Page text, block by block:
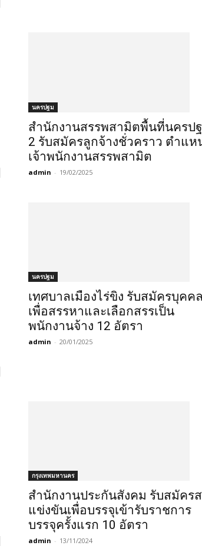
นครปฐม
สำนักงานสรรพสามิตพื้นที่นครป
2 รับสมัครลูกจ้างชั่วคราว ตำแห
เจ้าพนักงานสรรพสามิต
admin - 19/02/2025
นครปฐม
เทศบาลเมืองไร่ขิง รับสมัครบุคคล
เพื่อสรรหาและเลือกสรรเป็น
พนักงานจ้าง 12 อัตรา
admin - 20/01/2025
กรุงเทพมหานคร
สำนักงานประกันสังคม รับสมัคร
แข่งขันเพื่อบรรจุเข้ารับราชการ
บรรจุครั้งแรก 10 อัตรา
admin - 13/11/2024